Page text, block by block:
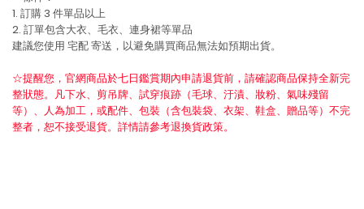
1. 訂購 3 件單品以上
2. 訂單包含大衣、毛衣、連身裙等單品
建議您使用 宅配寄送，以避免購買商品無法如預期出貨。
☆提醒您，官網商品於七日鑑賞期內申請退貨前，請確認商品保持全新完
整狀態。凡下水、剪吊牌、試穿痕跡（毛球、汙漬、妝粉、氣味殘留
等）、人為加工，或配件、包裝（含包裝袋、衣架、鞋盒、贈品等）不完
整者，恕不接受退貨。詳情請參考退換貨政策。